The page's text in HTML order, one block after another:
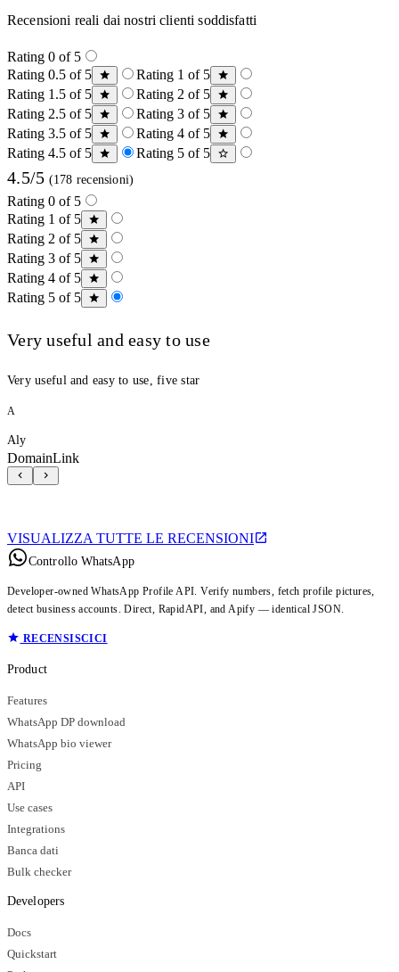
Recensioni reali dai nostri clienti soddisfatti
Rating 0 of 5
Rating 0.5 of 5
Rating 1 of 5
Rating 1.5 of 5
Rating 2 of 5
Rating 2.5 of 5
Rating 3 of 5
Rating 3.5 of 5
Rating 4 of 5
Rating 4.5 of 5
Rating 5 of 5
4.5/5 (178 recensioni)
Rating 0 of 5
Rating 1 of 5
Rating 2 of 5
Rating 3 of 5
Rating 4 of 5
Rating 5 of 5
Very useful and easy to use
Very useful and easy to use, five star
A
Aly
DomainLink
VISUALIZZA TUTTE LE RECENSIONI
Controllo WhatsApp
Developer-owned WhatsApp Profile API. Verify numbers, fetch profile pictures,
detect business accounts. Direct, RapidAPI, and Apify — identical JSON.
RECENSISCICI
Product
Features
WhatsApp DP download
WhatsApp bio viewer
Pricing
API
Use cases
Integrations
Banca dati
Bulk checker
Developers
Docs
Quickstart